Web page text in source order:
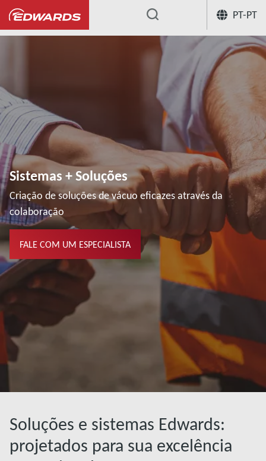
PT-PT
...
Sistemas + Soluções
Criação de soluções de vácuo eficazes através da
colaboração
FALE COM UM ESPECIALISTA
Soluções e sistemas Edwards:
projetados para sua excelência